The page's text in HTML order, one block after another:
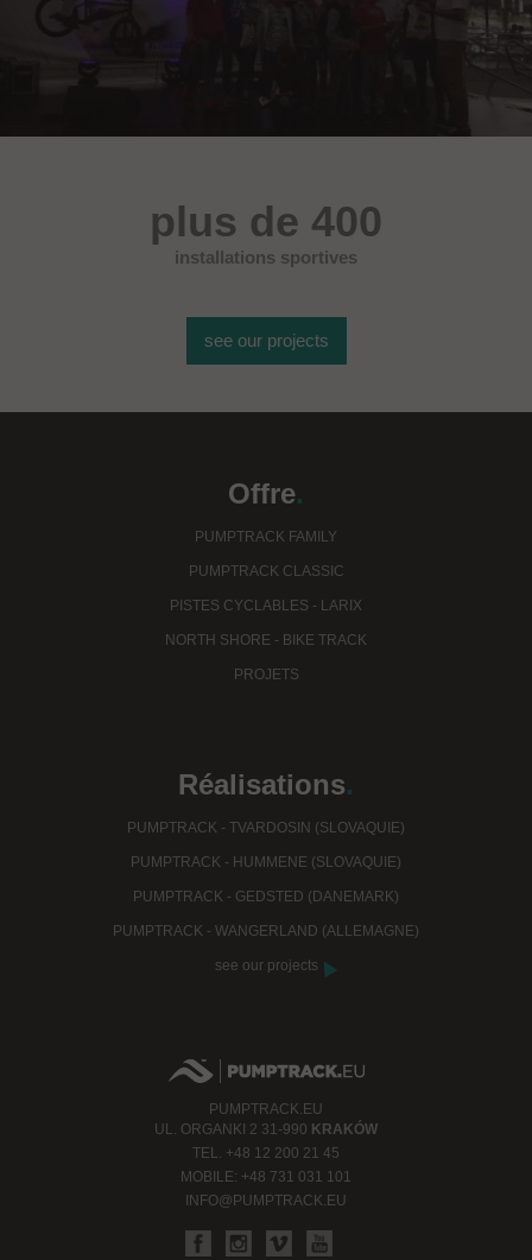
plus de 400
installations sportives
see our projects
Offre.
PUMPTRACK FAMILY
PUMPTRACK CLASSIC
PISTES CYCLABLES - LARIX
NORTH SHORE - BIKE TRACK
PROJETS
Réalisations.
PUMPTRACK - TVARDOSIN (SLOVAQUIE)
PUMPTRACK - HUMMENE (SLOVAQUIE)
PUMPTRACK - GEDSTED (DANEMARK)
PUMPTRACK - WANGERLAND (ALLEMAGNE)
see our projects
PUMPTRACK.EU
UL. ORGANKI 2 31-990 KRAKÓW
TEL. +48 12 200 21 45
MOBILE: +48 731 031 101
INFO@PUMPTRACK.EU